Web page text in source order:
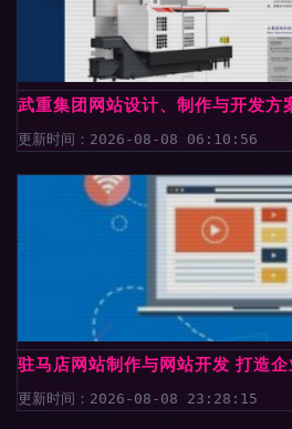
武重集团网站设计、制作与开发方
更新时间：2026-08-08 06:10:56
驻马店网站制作与网站开发 打造
更新时间：2026-08-08 23:28:15